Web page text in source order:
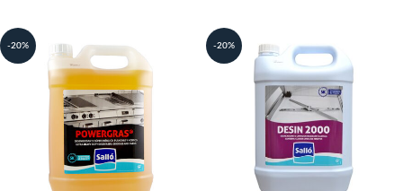
-20% -20%